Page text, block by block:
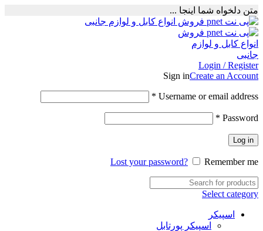
متن دلخواه شما اینجا ...
Login / Register
Sign inCreate an Account
Username or email address
*
Password
*
Log in
Lost your password? Remember me
Select category
اسپیکر
اسپیکر پورتابل